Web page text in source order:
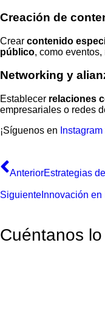
Creación de
Crear contenido
público, como
Networking y
Establecer relaciones
empresariales o redes
¡Síguenos en Instagram
AnteriorEstrategias
Siguiente Innovación
Cuéntanos